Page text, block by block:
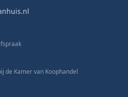
de Kamer van Koophandel